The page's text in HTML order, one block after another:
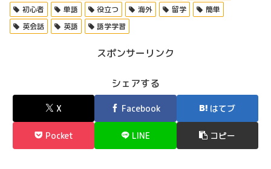
初心者
単語 役立つ 海外 留学
簡単
英会話
英語 語学学習
スポンサーリンク
シェアする
X Facebook はてブ
Pocket LINE コピー